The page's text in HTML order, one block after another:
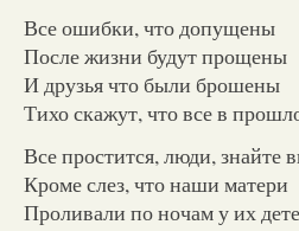
Все ошибки, что допущены
После жизни будут прощены
И друзья что были брошены
Тихо скажут, что все в
Все простится, люди, знайте
Кроме слез, что наши матери
Проливали по ночам у их